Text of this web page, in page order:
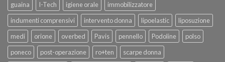
guaina
I-Tech igiene orale
immobilizzatore
indumenti comprensivi
intervento donna lipoelastic
liposuzione
medi
orione overbed Pavis pennello Podoline
polso
poneco
post-operazione ro+ten
scarpe donna